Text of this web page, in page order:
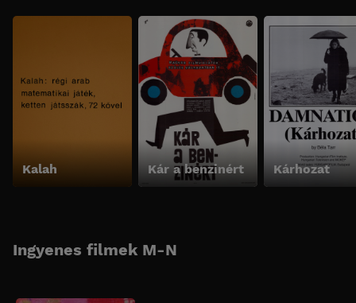
Kalah Kár a benzinért Kárhozat
Ingyenes filmek M-N